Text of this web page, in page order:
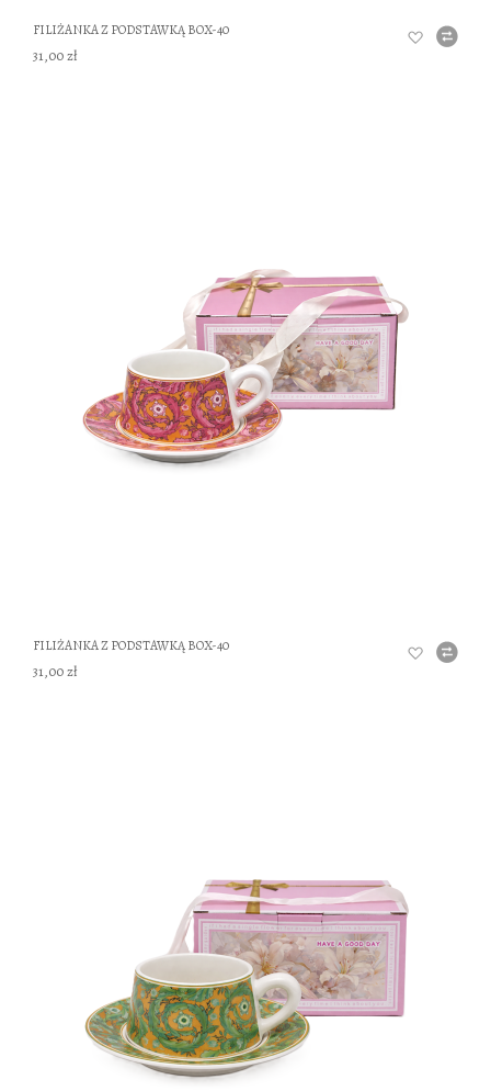
FILIŻANKA Z PODSTAWKĄ BOX-40
31,00 zł
FILIŻANKA Z PODSTAWKĄ BOX-40
31,00 zł